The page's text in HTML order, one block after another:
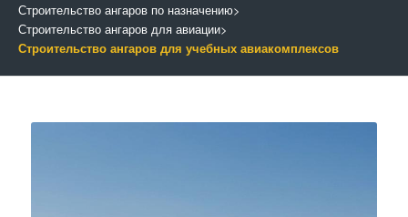
Строительство ангаров по назначению>
Строительство ангаров для авиации>
Строительство ангаров для учебных авиакомплексов